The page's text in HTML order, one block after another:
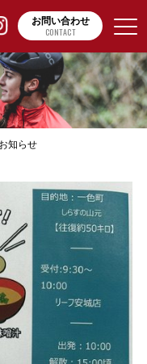
お問い合わせ
CONTACT
知らせ